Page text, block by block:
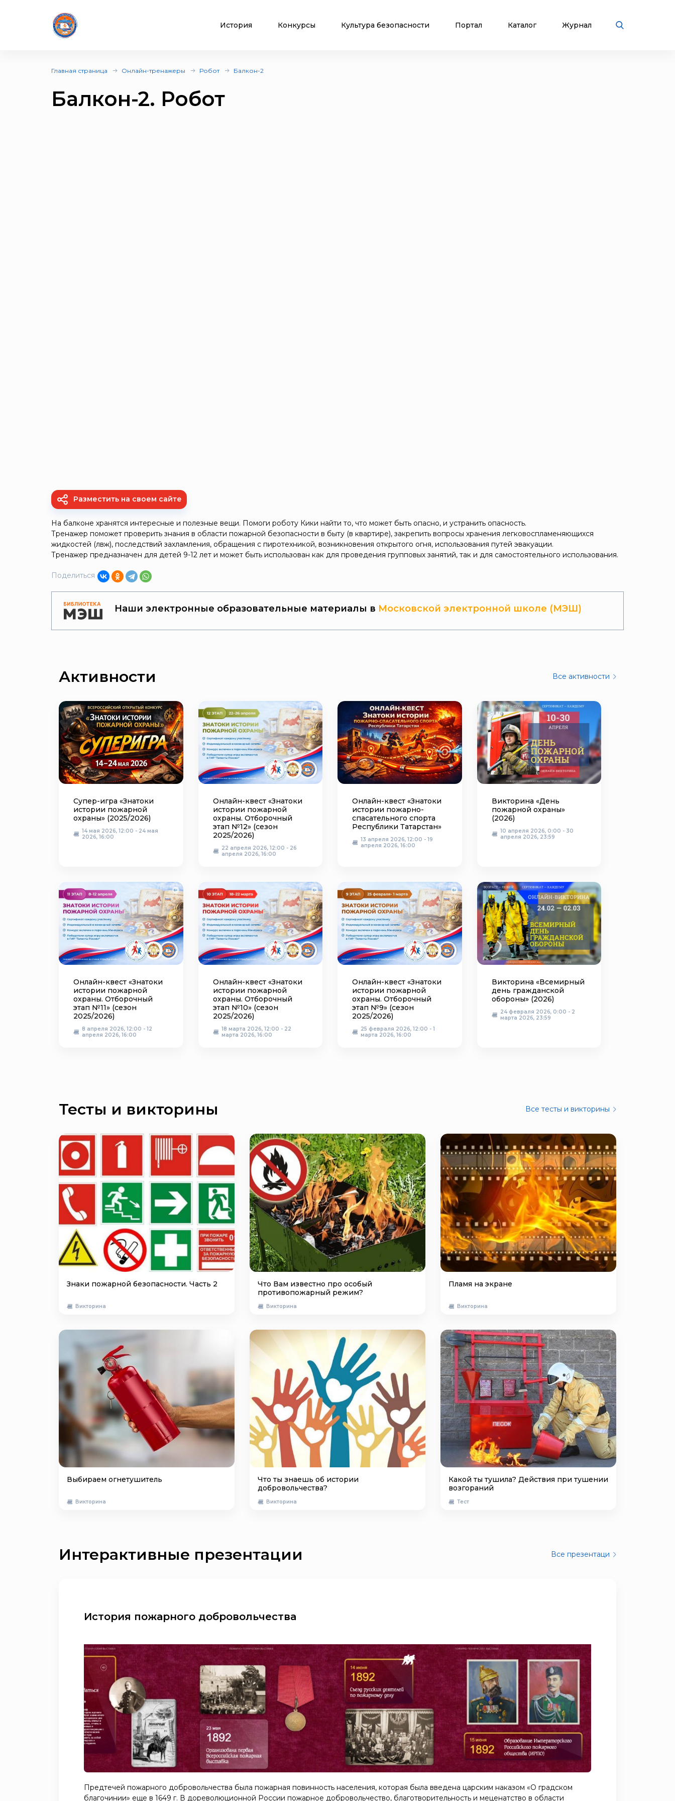
История Конкурсы Культура безопасности Портал Каталог Журнал
Главная страница Онлайн-тренажеры Робот Балкон-2
Балкон-2. Робот
Разместить на своем сайте
На балконе хранятся интересные и полезные вещи. Помоги роботу Кики найти то, что может быть опасно, и устранить опасность.
Тренажер поможет проверить знания в области пожарной безопасности в быту (в квартире), закрепить вопросы хранения легковоспламеняющихся
жидкостей (лвж), последствий захламления, обращения с пиротехникой, возникновения открытого огня, использования путей эвакуации.
Тренажер предназначен для детей 9-12 лет и может быть использован как для проведения групповых занятий, так и для самостоятельного использования.
Поделиться
Наши электронные образовательные материалы в Московской электронной школе (МЭШ)
Активности Все активности
Супер-игра «Знатоки
истории пожарной
охраны» (2025/2026)
14 мая 2026, 12:00 - 24 мая
2026, 16:00
Онлайн-квест «Знатоки
истории пожарной
охраны. Отборочный
этап №12» (сезон
2025/2026)
22 апреля 2026, 12:00 - 26
апреля 2026, 16:00
Онлайн-квест «Знатоки
истории пожарно-
спасательного спорта
Республики Татарстан»
13 апреля 2026, 12:00 - 19
апреля 2026, 16:00
Викторина «День
пожарной охраны»
(2026)
10 апреля 2026, 0:00 - 30
апреля 2026, 23:59
Онлайн-квест «Знатоки
истории пожарной
охраны. Отборочный
этап №11» (сезон
2025/2026)
8 апреля 2026, 12:00 - 12
апреля 2026, 16:00
Онлайн-квест «Знатоки
истории пожарной
охраны. Отборочный
этап №10» (сезон
2025/2026)
18 марта 2026, 12:00 - 22
марта 2026, 16:00
Онлайн-квест «Знатоки
истории пожарной
охраны. Отборочный
этап №9» (сезон
2025/2026)
25 февраля 2026, 12:00 - 1
марта 2026, 16:00
Викторина «Всемирный
день гражданской
обороны» (2026)
24 февраля 2026, 0:00 - 2
марта 2026, 23:59
Тесты и викторины Все тесты и викторины
Знаки пожарной безопасности. Часть 2
Викторина
Что Вам известно про особый
противопожарный режим?
Викторина
Пламя на экране
Викторина
Выбираем огнетушитель
Викторина
Что ты знаешь об истории
добровольчества?
Викторина
Какой ты тушила? Действия при тушении
возгораний
Тест
Интерактивные презентации Все презентаци
История пожарного добровольчества
Предтечей пожарного добровольчества была пожарная повинность населения, которая была введена царским наказом «О градском
благочинии» еще в 1649 г. В дореволюционной России пожарное добровольчество, благотворительность и меценатство в области